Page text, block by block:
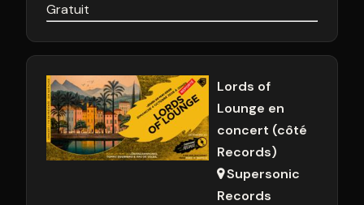
Gratuit
Lords of
Lounge en
concert (côté
Records)
Supersonic
Records